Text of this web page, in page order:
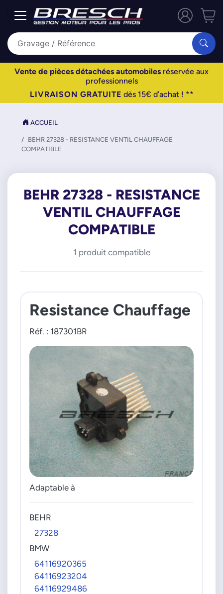
Vente de pièces détachées automobiles réservée aux
professionnels
LIVRAISON GRATUITE dès 15€ d’achat ! **
ACCUEIL
BEHR 27328 - RESISTANCE VENTIL CHAUFFAGE
COMPATIBLE
BEHR 27328 - RESISTANCE
VENTIL CHAUFFAGE
COMPATIBLE
1 produit compatible
Resistance Chauffage
Réf. : 187301BR
Adaptable à
BEHR
27328
BMW
64116920365
64116923204
64116929486